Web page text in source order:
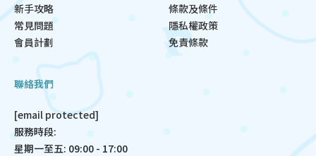
新手攻略
常見問題
會員計劃
條款及條件
隱私權政策
免責條款
聯絡我們
[email protected]
服務時段:
星期一至五: 09:00 - 17:00